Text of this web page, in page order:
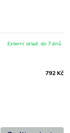
792 Kč
Externí sklad, do 7 dnů